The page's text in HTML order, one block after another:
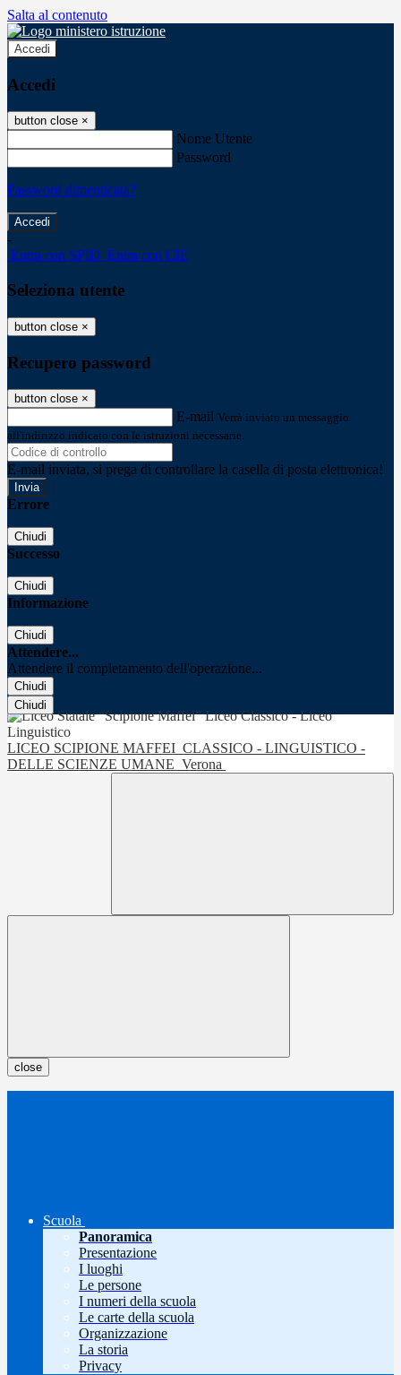
Salta al contenuto
Accedi
Accedi
button close ×
Nome Utente
Password
Password dimenticata?
-
Entra con SPID Entra con CIE
Seleziona utente
button close ×
Recupero password
button close ×
E-mail Verrà inviato un messaggio
all'indirizzo indicato con le istruzioni necessarie.
E-mail inviata, si prega di controllare la casella di posta elettronica!
Errore
Chiudi
Successo
Chiudi
Informazione
Chiudi
Attendere...
Attendere il completamento dell'operazione...
Chiudi
Chiudi
LICEO SCIPIONE MAFFEI CLASSICO - LINGUISTICO -
DELLE SCIENZE UMANE Verona
close
Scuola
Panoramica
Presentazione
I luoghi
Le persone
I numeri della scuola
Le carte della scuola
Organizzazione
La storia
Privacy